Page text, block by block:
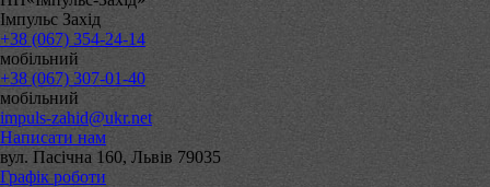
Імпульс Захід
+38 (067) 354-24-14
мобільний
+38 (067) 307-01-40
мобільний
impuls-zahid@ukr.net
Написати нам
вул. Пасічна 160, Львів 79035
Графік роботи